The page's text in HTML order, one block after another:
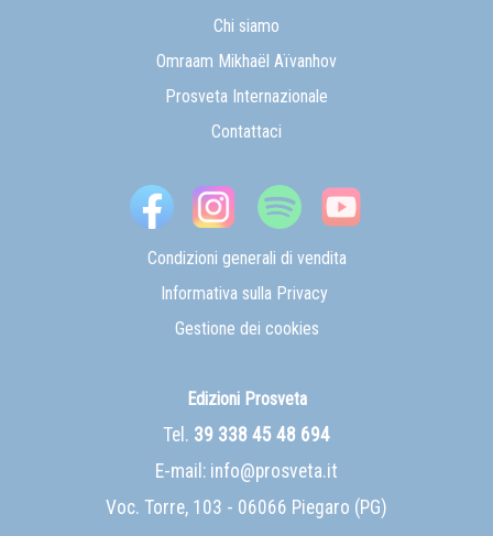
Chi siamo
Omraam Mikhaël Aïvanhov
Prosveta Internazionale
Contattaci
Condizioni generali di vendita
Informativa sulla Privacy
Gestione dei cookies
Edizioni Prosveta
Tel. 39 338 45 48 694
E-mail: info@prosveta.it
Voc. Torre, 103 - 06066 Piegaro (PG)